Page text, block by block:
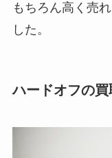
もちろん高く売
した。
ハードオフの